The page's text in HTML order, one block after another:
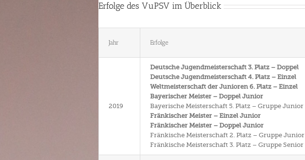
Erfolge des VuPSV im Überblick
Jahr Erfolge
2019
Deutsche Jugendmeisterschaft 3. Platz – Doppel
Deutsche Jugendmeisterschaft 4. Platz – Einzel
Weltmeisterschaft der Junioren 6. Platz – Einzel
Bayerischer Meister – Doppel Junior
Bayerische Meisterschaft 5. Platz – Gruppe Junior
Fränkischer Meister – Einzel Junior
Fränkischer Meister – Doppel Junior
Fränkische Meisterschaft 2. Platz – Gruppe Junior
Fränkische Meisterschaft 3. Platz – Gruppe Senior